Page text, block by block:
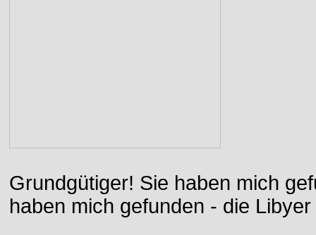
Grundgütiger! Sie haben mich
haben mich gefunden - die